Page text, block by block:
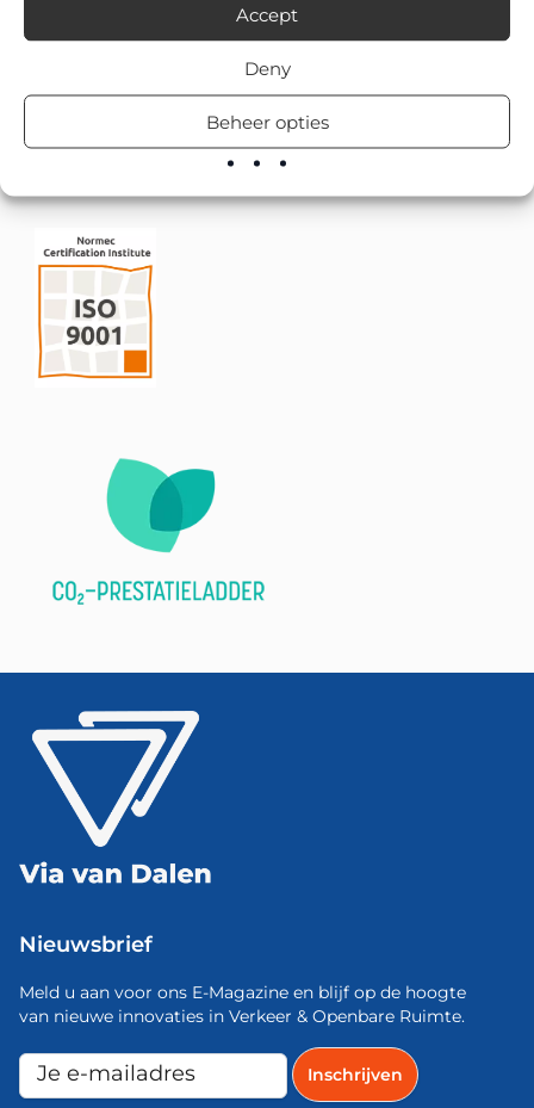
Accept
Deny
Beheer opties
Nieuwsbrief
Meld u aan voor ons E-Magazine en blijf op de hoogte
van nieuwe innovaties in Verkeer & Openbare Ruimte.